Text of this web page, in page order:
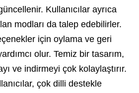
Kullanıcılar ayrıca
modları da talep edebilirler.
için oylama ve geri
olur. Temiz bir tasarım,
ve indirmeyi çok kolaylaştırır.
çok dilli destekle